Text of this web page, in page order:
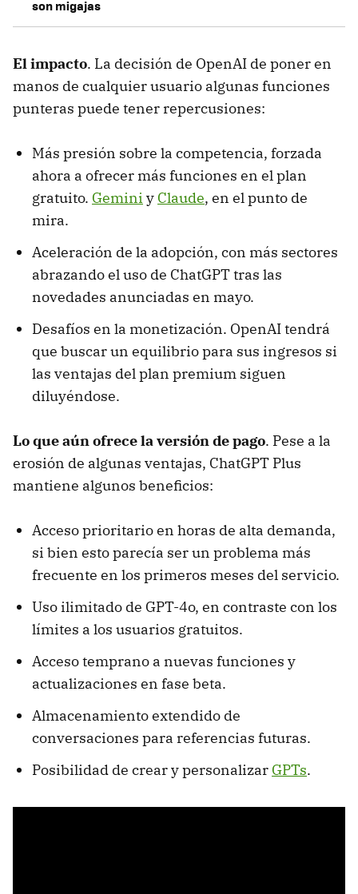
son migajas
El impacto. La decisión de OpenAI de poner en
manos de cualquier usuario algunas funciones
punteras puede tener repercusiones:
Más presión sobre la competencia, forzada
ahora a ofrecer más funciones en el plan
gratuito. Gemini y Claude, en el punto de
mira.
Aceleración de la adopción, con más sectores
abrazando el uso de ChatGPT tras las
novedades anunciadas en mayo.
Desafíos en la monetización. OpenAI tendrá
que buscar un equilibrio para sus ingresos si
las ventajas del plan premium siguen
diluyéndose.
Lo que aún ofrece la versión de pago. Pese a la
erosión de algunas ventajas, ChatGPT Plus
mantiene algunos beneficios:
Acceso prioritario en horas de alta demanda,
si bien esto parecía ser un problema más
frecuente en los primeros meses del servicio.
Uso ilimitado de GPT-4o, en contraste con los
límites a los usuarios gratuitos.
Acceso temprano a nuevas funciones y
actualizaciones en fase beta.
Almacenamiento extendido de
conversaciones para referencias futuras.
Posibilidad de crear y personalizar GPTs.